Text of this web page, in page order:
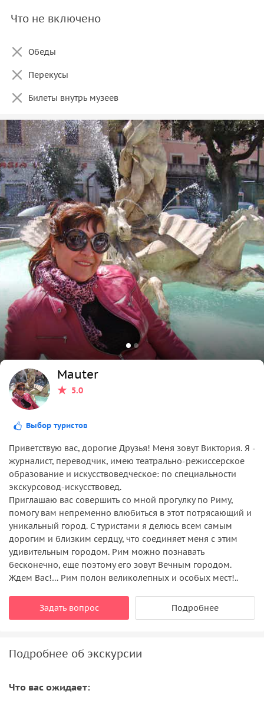
Что не включено
Обеды
Перекусы
Билеты внутрь музеев
Mauter
5.0
Выбор туристов
Приветствую вас, дорогие Друзья! Меня зовут Виктория. Я -
журналист, переводчик, имею театрально-режиссерское
образование и искусствоведческое: по специальности
экскурсовод-искусствовед.
Приглашаю вас совершить со мной прогулку по Риму,
помогу вам непременно влюбиться в этот потрясающий и
уникальный город. С туристами я делюсь всем самым
дорогим и близким сердцу, что соединяет меня с этим
удивительным городом. Рим можно познавать
бесконечно, еще поэтому его зовут Вечным городом.
Ждем Вас!… Рим полон великолепных и особых мест!..
Задать вопрос Подробнее
Подробнее об экскурсии
Что вас ожидает: